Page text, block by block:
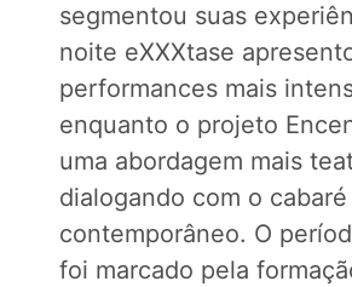
segmentou suas
noite eXXXtase
performances mais
enquanto o projeto
uma abordagem mais
dialogando com o cabaré
contemporâneo. O
foi marcado pela